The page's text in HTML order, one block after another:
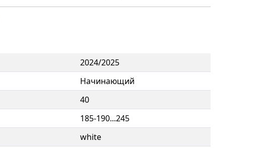
2024/2025
Начинающий
40
185-190...245
white